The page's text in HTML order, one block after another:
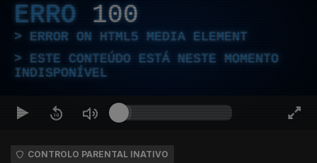
ERRO 100
ERROR ON HTML5 MEDIA ELEMENT
ESTE CONTEÚDO ESTÁ NESTE MOMENTO
INDISPONÍVEL
CONTROLO PARENTAL INATIVO